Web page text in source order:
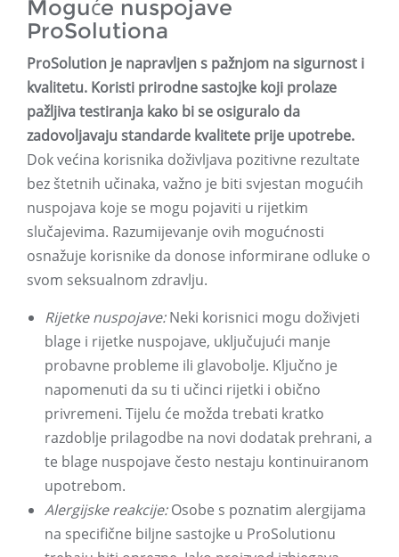
Moguće nuspojave
ProSolutiona
ProSolution je napravljen s pažnjom na sigurnost i
kvalitetu. Koristi prirodne sastojke koji prolaze
pažljiva testiranja kako bi se osiguralo da
zadovoljavaju standarde kvalitete prije upotrebe.
Dok većina korisnika doživljava pozitivne rezultate
bez štetnih učinaka, važno je biti svjestan mogućih
nuspojava koje se mogu pojaviti u rijetkim
slučajevima. Razumijevanje ovih mogućnosti
osnažuje korisnike da donose informirane odluke o
svom seksualnom zdravlju.
Rijetke nuspojave:Neki korisnici mogu doživjeti
blage i rijetke nuspojave, uključujući manje
probavne probleme ili glavobolje. Ključno je
napomenuti da su ti učinci rijetki i obično
privremeni. Tijelu će možda trebati kratko
razdoblje prilagodbe na novi dodatak prehrani, a
te blage nuspojave često nestaju kontinuiranom
upotrebom.
Alergijske reakcije:Osobe s poznatim alergijama
na specifične biljne sastojke u ProSolutionu